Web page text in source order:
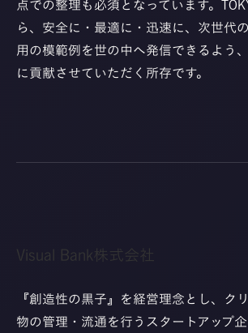
点での整理も必須となっています。
ら、安全に・最適に・迅速に、次世代
用の模範例を世の中へ発信できるよう
に貢献させていただく所存です。
Visual Bank株式会社
『創造性の黒子』を経営理念とし、ク
物の管理・流通を行うスタートアップ